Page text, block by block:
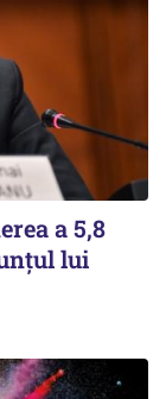
a 5,8
lui